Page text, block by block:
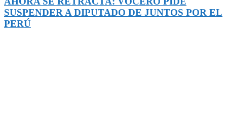
SUSPENDER A DIPUTADO DE JUNTOS POR EL
PERÚ